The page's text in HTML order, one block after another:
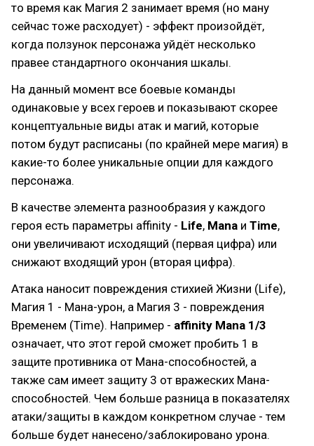
то время как Магия 2 занимает время (но ману
сейчас тоже расходует) - эффект произойдёт,
когда ползунок персонажа уйдёт несколько
правее стандартного окончания шкалы.
На данный момент все боевые команды
одинаковые у всех героев и показывают скорее
концептуальные виды атак и магий, которые
потом будут расписаны (по крайней мере магия) в
какие-то более уникальные опции для каждого
персонажа.
В качестве элемента разнообразия у каждого
героя есть параметры affinity - Life, Mana и Time,
они увеличивают исходящий (первая цифра) или
снижают входящий урон (вторая цифра).
Атака наносит повреждения стихией Жизни (Life),
Магия 1 - Мана-урон, а Магия 3 - повреждения
Временем (Time). Например - affinity Mana 1/3
означает, что этот герой сможет пробить 1 в
защите противника от Мана-способностей, а
также сам имеет защиту 3 от вражеских Мана-
способностей. Чем больше разница в показателях
атаки/защиты в каждом конкретном случае - тем
больше будет нанесено/заблокировано урона.